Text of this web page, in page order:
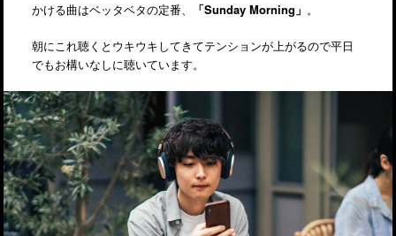
かける曲はベッタベタの定番、 「Sunday Morning」 。
朝にこれ聴くとウキウキしてきてテンションが上がるので平日
でもお構いなしに聴いています。